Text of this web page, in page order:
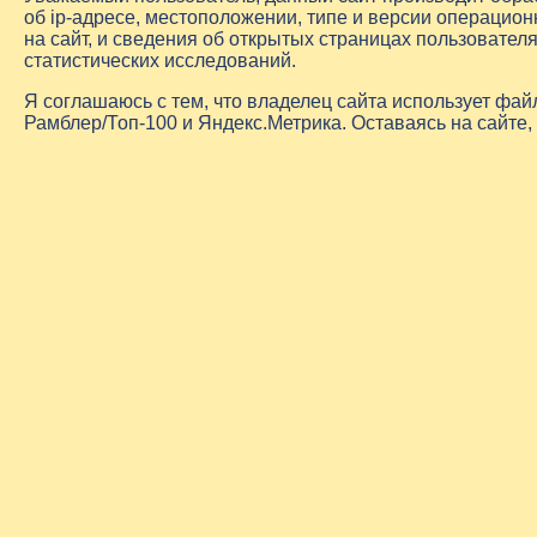
об ip-адресе, местоположении, типе и версии
на сайт, и сведения об открытых страницах
статистических исследований.
Я соглашаюсь с тем, что владелец сайта использует
Рамблер/Топ-100 и Яндекс.Метрика. Оставаясь на